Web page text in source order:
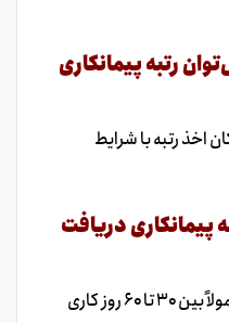
رتبه پیمانکاری
امکان اخذ رتبه با شرایط
پیمانکاری دریافت
در صورت کامل بودن مدارک، معمولاً بین ۳۰ تا ۶۰ روز کاری